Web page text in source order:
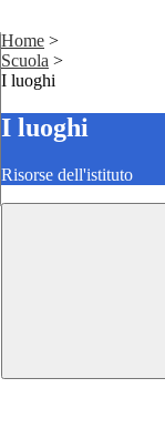
Home >
Scuola >
I luoghi
I luoghi
Risorse dell'istituto